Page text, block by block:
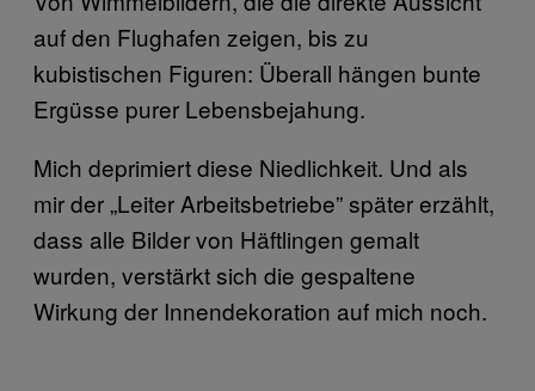
auf den Flughafen zeigen, bis zu
kubistischen Figuren: Überall hängen bunte
Ergüsse purer Lebensbejahung.
Mich deprimiert diese Niedlichkeit. Und als
mir der „Leiter Arbeitsbetriebe” später erzählt,
dass alle Bilder von Häftlingen gemalt
wurden, verstärkt sich die gespaltene
Wirkung der Innendekoration auf mich noch.